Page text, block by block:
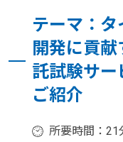
テーマ：タ
開発に貢
託試験サ
ご紹介
所要時間：21